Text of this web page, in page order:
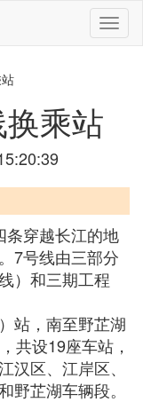
切
换
乘站
条穿越长江的地
7号线由三部分
）和三期工程
站，南至野芷湖
共设19座车站，
区、江岸区、
野芷湖车辆段。